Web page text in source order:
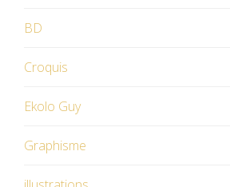
BD
Croquis
Ekolo Guy
Graphisme